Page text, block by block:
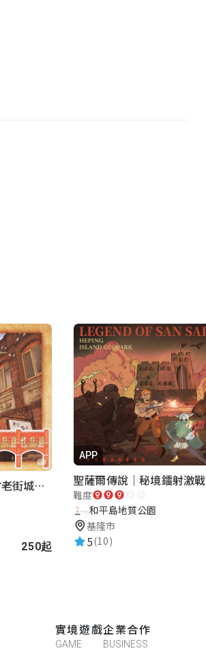
湖口老街-重返夢想街｜新竹老街城市解謎
250起
APP
聖薩爾傳說｜秘境鐳射激戰
難度
和平島地質公園
基隆市
5(10)
實境遊戲
GAME
企業合作
BUSINESS